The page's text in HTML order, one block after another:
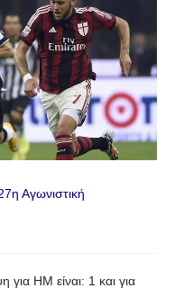
Αγωνιστική
HΜ είναι: 1 και για